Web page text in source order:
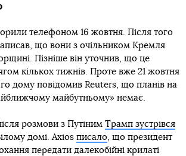
телефоном 16 жовтня. Після того
що вони з очільником Кремля
Пізніше він уточнив, що це
кількох тижнів. Проте вже 21 жовтня
дому повідомив Reuters, що планів на
майбутньому» немає.
розмови з Путіним Трамп зустрівся
домі. Axios писало, що президент
передати далекобійні крилаті